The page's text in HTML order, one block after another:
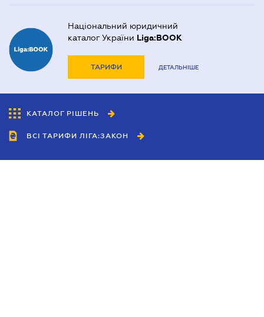
Національний юридичний
каталог України Liga:BOOK
ТАРИФИ ДЕТАЛЬНІШЕ
КАТАЛОГ РІШЕНЬ
ВСІ ТАРИФИ ЛІГА:ЗАКОН